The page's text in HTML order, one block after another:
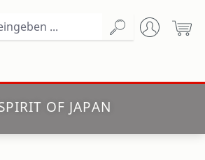
OF JAPAN